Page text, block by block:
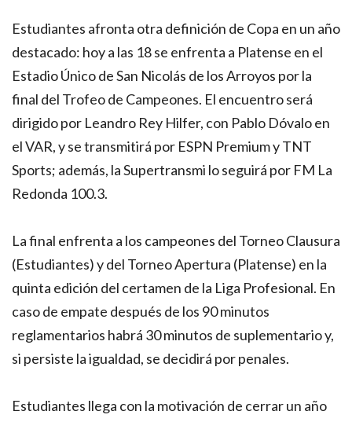
Estudiantes afronta otra definición de Copa en un año
destacado: hoy a las 18 se enfrenta a Platense en el
Estadio Único de San Nicolás de los Arroyos por la
final del Trofeo de Campeones. El encuentro será
dirigido por Leandro Rey Hilfer, con Pablo Dóvalo en
el VAR, y se transmitirá por ESPN Premium y TNT
Sports; además, la Supertransmi lo seguirá por FM La
Redonda 100.3.
La final enfrenta a los campeones del Torneo Clausura
(Estudiantes) y del Torneo Apertura (Platense) en la
quinta edición del certamen de la Liga Profesional. En
caso de empate después de los 90 minutos
reglamentarios habrá 30 minutos de suplementario y,
si persiste la igualdad, se decidirá por penales.
Estudiantes llega con la motivación de cerrar un año